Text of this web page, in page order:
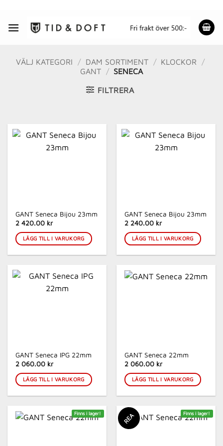
content
VÄLJ KATEGORI / DAM SORTIMENT / KLOCKOR
/
GANT
/ SENECA
FILTRERA
GANT Seneca Bijou 23mm
2 420.00 kr
LÄGG TILL I VARUKORG
GANT Seneca Bijou 23mm
2 240.00 kr
LÄGG TILL I VARUKORG
GANT Seneca IPG 22mm
2 060.00 kr
LÄGG TILL I VARUKORG
GANT Seneca 22mm
2 060.00 kr
LÄGG TILL I VARUKORG
Finns i lager! REA Finns i lager!